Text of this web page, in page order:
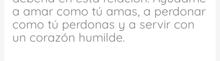
a amar como tú amas, a perdonar
como tú perdonas y a servir con
un corazón humilde.